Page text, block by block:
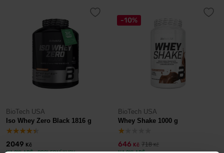
BioTech USA
Iso Whey Zero Black 1816 g
2049 Kč
-10%
BioTech USA
Whey Shake 1000 g
646 Kč 718Kč